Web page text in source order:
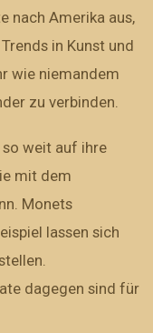
nach Amerika aus,
in Kunst und
wie niemandem
zu verbinden.
so weit auf ihre
mit dem
Monets
lassen sich
dagegen sind für